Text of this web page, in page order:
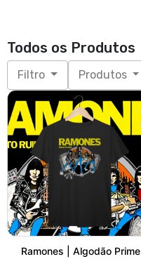
Todos os Produtos
Filtro Produtos
Ramones | Algodão Prime